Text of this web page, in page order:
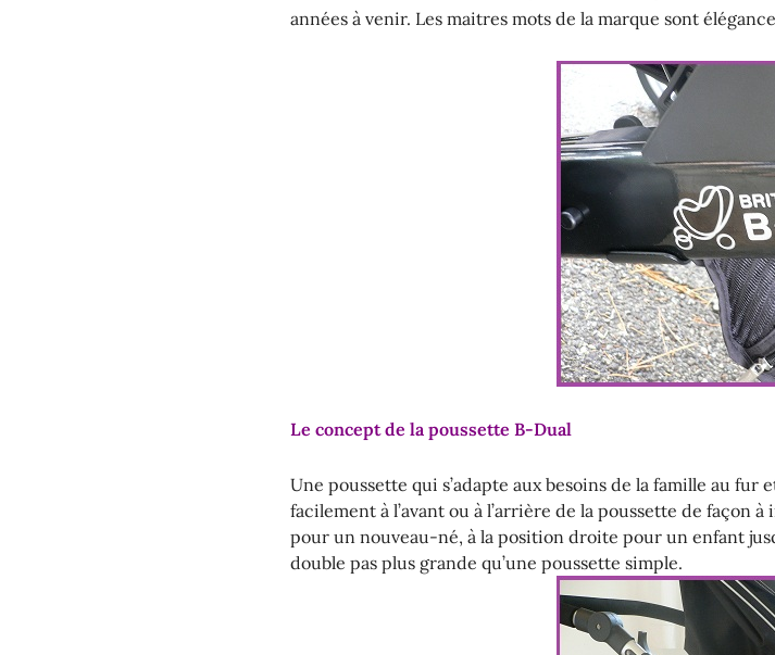
années à venir. Les maitres mots de la marque sont
Le concept de la poussette B-Dual
Une poussette qui s’adapte aux besoins de la famille au fur
facilement à l’avant ou à l’arrière de la poussette de façon
pour un nouveau-né, à la position droite pour un enfant
double pas plus grande qu’une poussette simple.